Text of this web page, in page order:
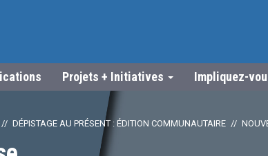
Projets + Initiatives Impliquez-
DÉPISTAGE AU PRÉSENT : ÉDITION COMMUNAUTAIRE